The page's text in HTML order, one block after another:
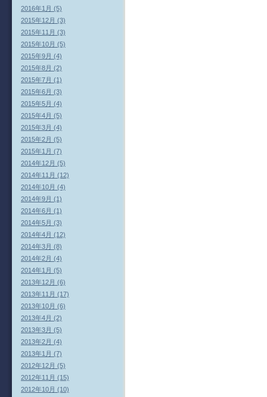
2016年1月 (5)
2015年12月 (3)
2015年11月 (3)
2015年10月 (5)
2015年9月 (4)
2015年8月 (2)
2015年7月 (1)
2015年6月 (3)
2015年5月 (4)
2015年4月 (5)
2015年3月 (4)
2015年2月 (5)
2015年1月 (7)
2014年12月 (5)
2014年11月 (12)
2014年10月 (4)
2014年9月 (1)
2014年6月 (1)
2014年5月 (3)
2014年4月 (12)
2014年3月 (8)
2014年2月 (4)
2014年1月 (5)
2013年12月 (6)
2013年11月 (17)
2013年10月 (6)
2013年4月 (2)
2013年3月 (5)
2013年2月 (4)
2013年1月 (7)
2012年12月 (5)
2012年11月 (15)
2012年10月 (10)